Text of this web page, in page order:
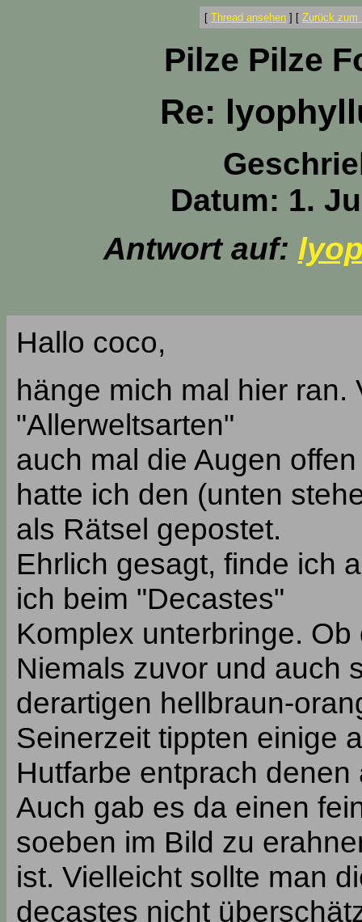
[ Thread ansehen ] [ Zurück zum
Pilze Pilze
Re:
Datum: 1.
Antwort auf:
Hallo coco,
hänge mich mal hier
"Allerweltsarten"
auch mal die Augen
hatte ich den (unten
als Rätsel gepostet.
Ehrlich gesagt, finde ich
ich beim "Decastes"
Komplex unterbringe.
Niemals zuvor und auch
derartigen hellbraun-
Seinerzeit tippten einige
Hutfarbe entprach denen
Auch gab es da einen
soeben im Bild zu
ist. Vielleicht sollte man
decastes nicht